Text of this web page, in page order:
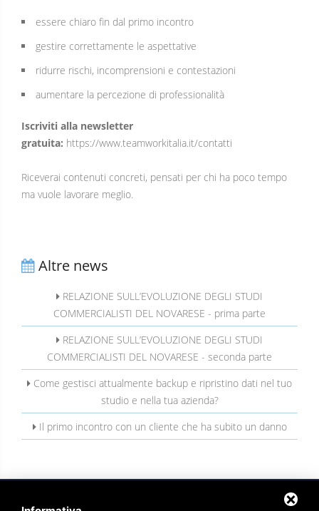
essere chiaro fin dal primo incontro
gestire correttamente le aspettative
ridurre rischi, incomprensioni e contestazioni
aumentare la percezione di professionalità
Iscriviti alla newsletter
gratuita: https://www.teamworkitalia.it/contatti
Riceverai contenuti concreti, pensati per chi ha poco tempo
ma vuole lavorare meglio.
Altre news
RELAZIONE SULL’EVOLUZIONE DEGLI STUDI
COMMERCIALISTI DEL NOVARESE - prima parte
RELAZIONE SULL’EVOLUZIONE DEGLI STUDI
COMMERCIALISTI DEL NOVARESE - seconda parte
Come gestisci attualmente backup e ripristino dati nel tuo
studio e nella tua azienda?
Il primo incontro con un cliente che ha subito un danno